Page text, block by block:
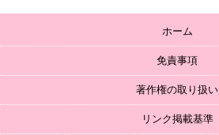
ホーム
免責事項
著作権の取り扱い
リンク掲載基準